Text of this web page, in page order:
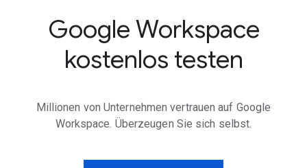
Google Workspace
kostenlos testen
Millionen von Unternehmen vertrauen auf Google
Workspace. Überzeugen Sie sich selbst.